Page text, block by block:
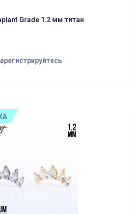
Grade 1.2 мм титан